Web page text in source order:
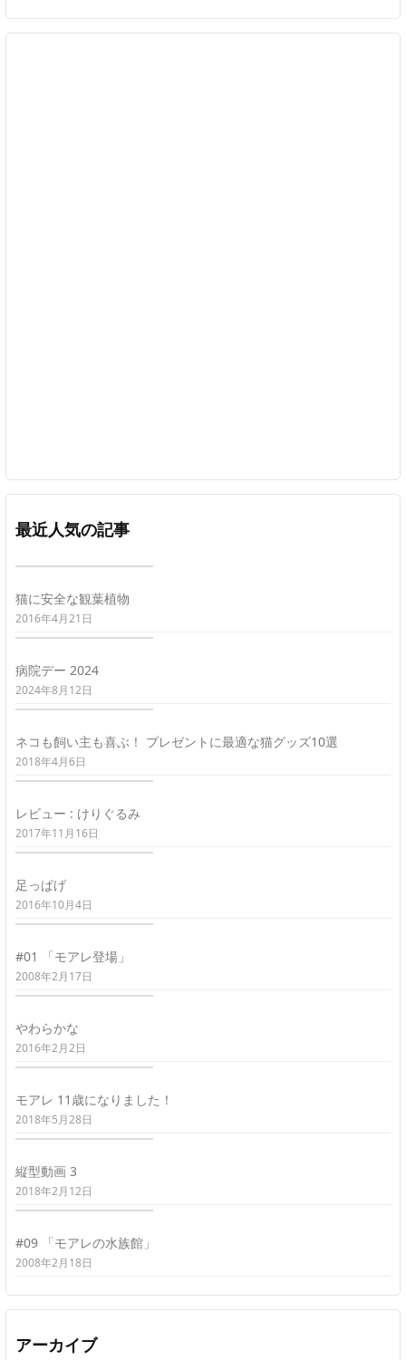
最近人気の記事
猫に安全な観葉植物
2016年4月21日
病院デー 2024
2024年8月12日
ネコも飼い主も喜ぶ！ プレゼントに最適な猫グッズ10選
2018年4月6日
レビュー : けりぐるみ
2017年11月16日
足っぱげ
2016年10月4日
#01 「モアレ登場」
2008年2月17日
やわらかな
2016年2月2日
モアレ 11歳になりました！
2018年5月28日
縦型動画 3
2018年2月12日
#09 「モアレの水族館」
2008年2月18日
アーカイブ